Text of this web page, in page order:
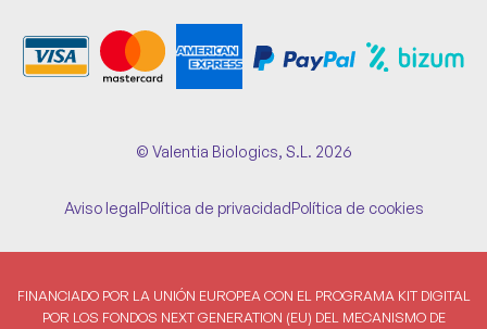
© Valentia Biologics, S.L. 2026
Aviso legalPolítica de privacidadPolítica de cookies
FINANCIADO POR LA UNIÓN EUROPEA CON EL PROGRAMA KIT DIGITAL
POR LOS FONDOS NEXT GENERATION (EU) DEL MECANISMO DE